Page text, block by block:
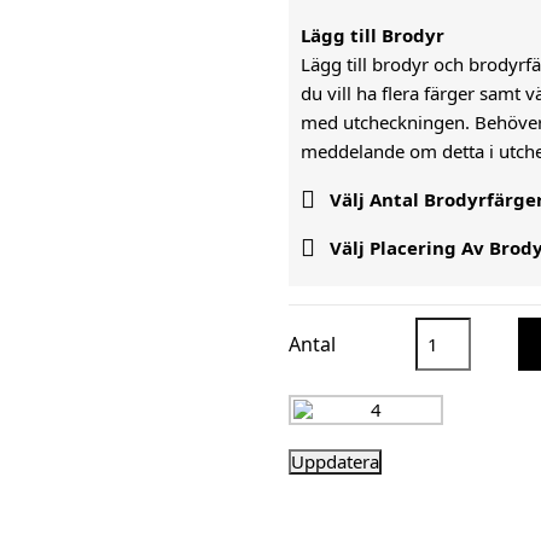
Lägg till Brodyr
Lägg till brodyr och
du vill ha flera färger samt
med utcheckningen.
meddelande om detta i
 Välj Antal
 Välj Placering Av
Antal